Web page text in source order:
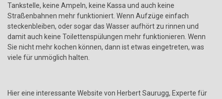
Tankstelle, keine Ampeln, keine Kassa und auch keine
Straßenbahnen mehr funktioniert. Wenn Aufzüge einfach
steckenbleiben, oder sogar das Wasser aufhört zu rinnen und
damit auch keine Toilettenspülungen mehr funktionieren. Wenn
Sie nicht mehr kochen können, dann ist etwas eingetreten, was
viele für unmöglich halten.
Hier eine interessante Website von Herbert Saurugg, Experte für